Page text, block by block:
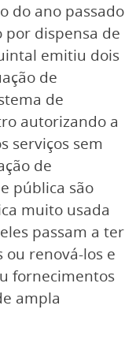
do ano passado
por dispensa de
emitiu dois
de
de
autorizando a
serviços sem
de
pública são
muito usada
passam a ter
renová-los e
fornecimentos
ampla